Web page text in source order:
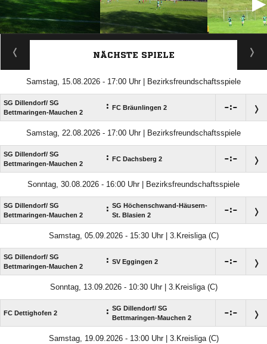
ANZEIGE
NÄCHSTE SPIELE
Samstag, 15.08.2026 - 17:00 Uhr | Bezirksfreundschaftsspiele
SG Dillendorf/​ SG
Bettmaringen-Mauchen 2
: FC Bräunlingen 2 :
Samstag, 22.08.2026 - 17:00 Uhr | Bezirksfreundschaftsspiele
SG Dillendorf/​ SG
Bettmaringen-Mauchen 2
: FC Dachsberg 2 :
Sonntag, 30.08.2026 - 16:00 Uhr | Bezirksfreundschaftsspiele
SG Dillendorf/​ SG
Bettmaringen-Mauchen 2
: SG Höchenschwand-Häusern-
St. Blasien 2
:
Samstag, 05.09.2026 - 15:30 Uhr | 3.Kreisliga (C)
SG Dillendorf/​ SG
Bettmaringen-Mauchen 2
: SV Eggingen 2 :
Sonntag, 13.09.2026 - 10:30 Uhr | 3.Kreisliga (C)
FC Dettighofen 2 : SG Dillendorf/​ SG
Bettmaringen-Mauchen 2
:
Samstag, 19.09.2026 - 13:00 Uhr | 3.Kreisliga (C)